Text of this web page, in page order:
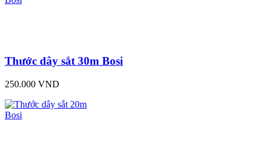
Thước dây sắt 30m Bosi
250.000 VND